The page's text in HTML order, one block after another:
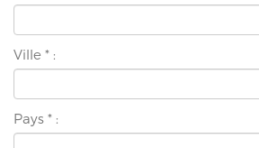
Ville * :
Pays * :